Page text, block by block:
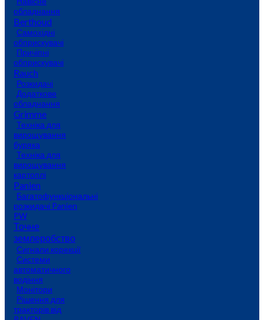
обладнання
Berthoud
Самохідні
обприскувачі
Причіпні
обприскувачі
Rauch
Розкидачі
Додаткове
обладнання
Grimme
Техніка для
вирощування
буряка
Техніка для
вирощування
картоплі
Panien
Багатофункціональні
розкидачі Panien
PW
Точне
землеробство
Сигнали корекції
Системи
автоматичного
водіння
Монітори
Рішення для
тракторів від